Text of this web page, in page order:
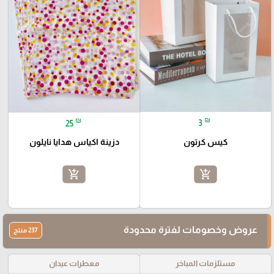
3 ₪
كيس كرتون
add_shopping_cart
25 ₪
دزينة اكياس هدايا نايلون
add_shopping_cart
عروض وخصومات لفترة محدودة 237 منتج
مستلزمات المباخر معطرات عيدان